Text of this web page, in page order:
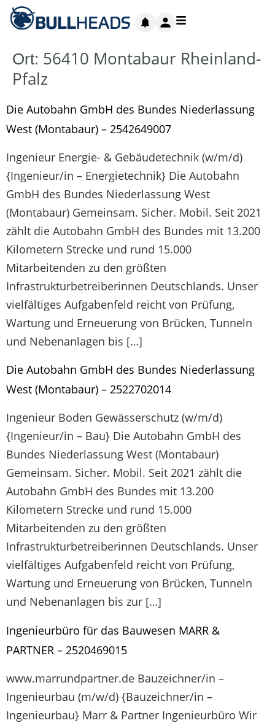
Ort: 56410 Montabaur Rheinland-
Pfalz
Die Autobahn GmbH des Bundes Niederlassung
West (Montabaur) – 2542649007
Ingenieur Energie- & Gebäudetechnik (w/m/d)
{Ingenieur/in – Energietechnik} Die Autobahn
GmbH des Bundes Niederlassung West
(Montabaur) Gemeinsam. Sicher. Mobil. Seit 2021
zählt die Autobahn GmbH des Bundes mit 13.200
Kilometern Strecke und rund 15.000
Mitarbeitenden zu den größten
Infrastrukturbetreiberinnen Deutschlands. Unser
vielfältiges Aufgabenfeld reicht von Prüfung,
Wartung und Erneuerung von Brücken, Tunneln
und Nebenanlagen bis […]
Die Autobahn GmbH des Bundes Niederlassung
West (Montabaur) – 2522702014
Ingenieur Boden Gewässerschutz (w/m/d)
{Ingenieur/in – Bau} Die Autobahn GmbH des
Bundes Niederlassung West (Montabaur)
Gemeinsam. Sicher. Mobil. Seit 2021 zählt die
Autobahn GmbH des Bundes mit 13.200
Kilometern Strecke und rund 15.000
Mitarbeitenden zu den größten
Infrastrukturbetreiberinnen Deutschlands. Unser
vielfältiges Aufgabenfeld reicht von Prüfung,
Wartung und Erneuerung von Brücken, Tunneln
und Nebenanlagen bis zur […]
Ingenieurbüro für das Bauwesen MARR &
PARTNER – 2520469015
www.marrundpartner.de Bauzeichner/in –
Ingenieurbau (m/w/d) {Bauzeichner/in –
Ingenieurbau} Marr & Partner Ingenieurbüro Wir